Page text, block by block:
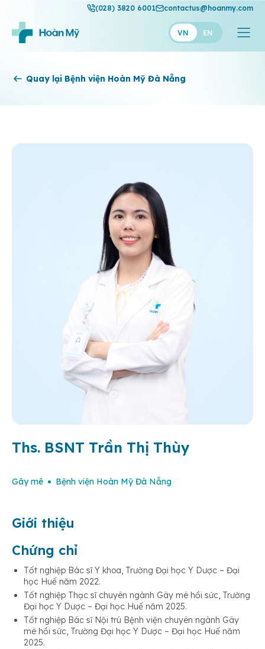
(028) 3820 6001 contactus@hoanmy.com
VN EN
Hoàn Mỹ
Thuận Mỹ
Quay lại Bệnh viện Hoàn Mỹ Đà Nẵng
Ths. BSNT Trần Thị Thùy
Gây mê Bệnh viện Hoàn Mỹ Đà Nẵng
Giới thiệu
Chứng chỉ
Tốt nghiệp Bác sĩ Y khoa, Trường Đại học Y Dược – Đại
học Huế năm 2022.
Tốt nghiệp Thạc sĩ chuyên ngành Gây mê hồi sức, Trường
Đại học Y Dược – Đại học Huế năm 2025.
Tốt nghiệp Bác sĩ Nội trú Bệnh viện chuyên ngành Gây
mê hồi sức, Trường Đại học Y Dược – Đại học Huế năm
2025.